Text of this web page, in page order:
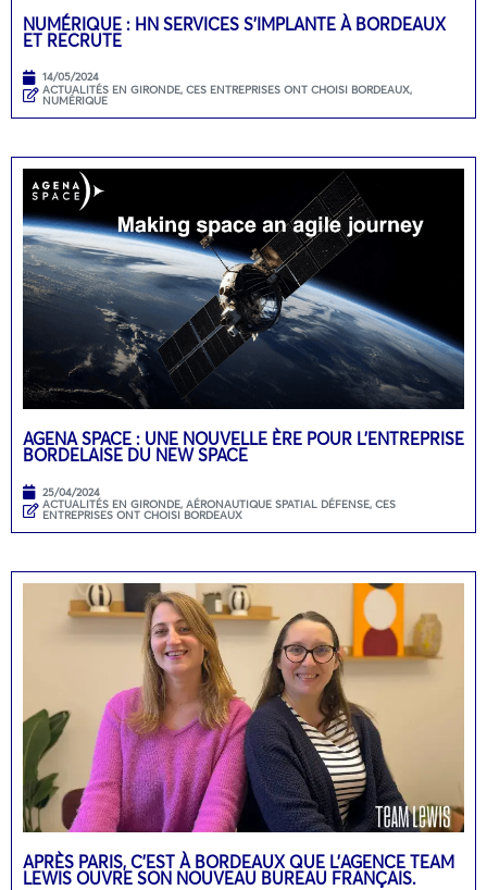
NUMÉRIQUE : HN SERVICES S’IMPLANTE À BORDEAUX
ET RECRUTE
14/05/2024
ACTUALITÉS EN GIRONDE, CES ENTREPRISES ONT CHOISI BORDEAUX,
NUMÉRIQUE
AGENA SPACE : UNE NOUVELLE ÈRE POUR L’ENTREPRISE
BORDELAISE DU NEW SPACE
25/04/2024
ACTUALITÉS EN GIRONDE, AÉRONAUTIQUE SPATIAL DÉFENSE, CES
ENTREPRISES ONT CHOISI BORDEAUX
APRÈS PARIS, C’EST À BORDEAUX QUE L’AGENCE TEAM
LEWIS OUVRE SON NOUVEAU BUREAU FRANÇAIS.